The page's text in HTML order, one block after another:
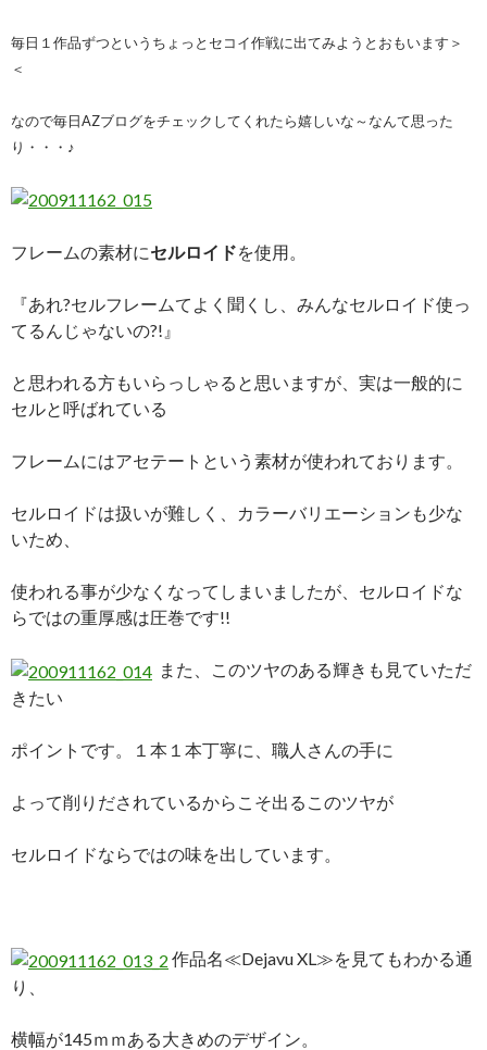
毎日１作品ずつというちょっとセコイ作戦に出てみようとおもいます＞
＜
なので毎日AZブログをチェックしてくれたら嬉しいな～なんて思った
り・・・♪
フレームの素材にセルロイドを使用。
『あれ?セルフレームてよく聞くし、みんなセルロイド使っ
てるんじゃないの?!』
と思われる方もいらっしゃると思いますが、実は一般的に
セルと呼ばれている
フレームにはアセテートという素材が使われております。
セルロイドは扱いが難しく、カラーバリエーションも少な
いため、
使われる事が少なくなってしまいましたが、セルロイドな
らではの重厚感は圧巻です!!
また、このツヤのある輝きも見ていただ
きたい
ポイントです。１本１本丁寧に、職人さんの手に
よって削りだされているからこそ出るこのツヤが
セルロイドならではの味を出しています。
作品名≪Dejavu XL≫を見てもわかる通
り、
横幅が145ｍｍある大きめのデザイン。